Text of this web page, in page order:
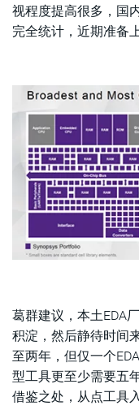
视程度提高很多，国
完全统计，近期准备
葛群建议，本土EDA
积淀，然后静待时间
至两年，但仅一个
型工具更至少需要五
借鉴之处，从点工具